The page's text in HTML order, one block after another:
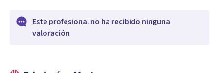
Este profesional no ha recibido ninguna
valoración